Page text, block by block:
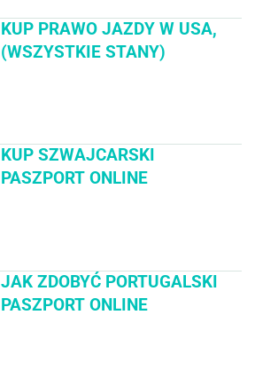
KUP PRAWO JAZDY W USA,
(WSZYSTKIE STANY)
KUP SZWAJCARSKI
PASZPORT ONLINE
JAK ZDOBYĆ PORTUGALSKI
PASZPORT ONLINE